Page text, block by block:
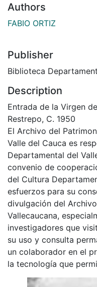
Authors
FABIO ORTIZ
Publisher
Biblioteca
Description
Entrada de la Virgen
Restrepo, C. 1950
El Archivo del
Valle del Cauca es
Departamental del
convenio de
del Cultura
esfuerzos para su
divulgación del
Vallecaucana,
investigadores que
su uso y consulta
un colaborador en el
la tecnología que